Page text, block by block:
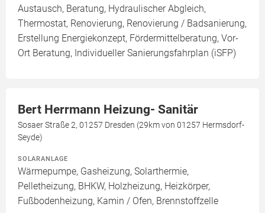
Austausch, Beratung, Hydraulischer Abgleich,
Thermostat, Renovierung, Renovierung / Badsanierung,
Erstellung Energiekonzept, Fördermittelberatung, Vor-
Ort Beratung, Individueller Sanierungsfahrplan (iSFP)
Bert Herrmann Heizung- Sanitär
Sosaer Straße 2, 01257 Dresden (29km von 01257 Hermsdorf-
Seyde)
SOLARANLAGE
Wärmepumpe, Gasheizung, Solarthermie,
Pelletheizung, BHKW, Holzheizung, Heizkörper,
Fußbodenheizung, Kamin / Ofen, Brennstoffzelle